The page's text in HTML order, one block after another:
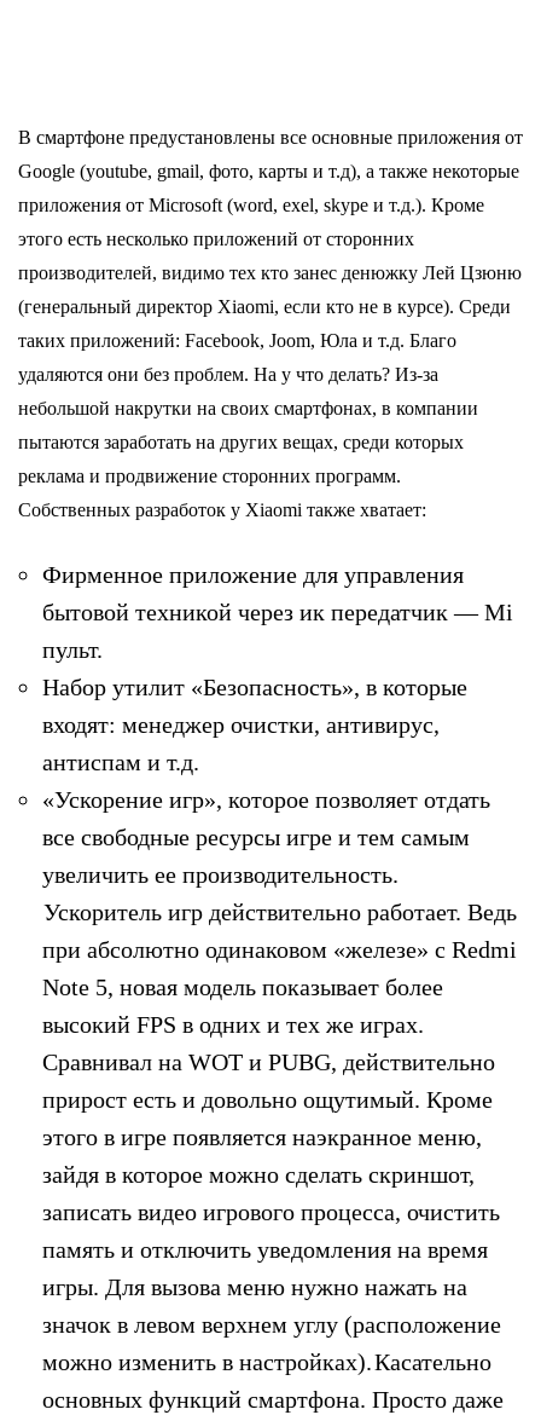
В смартфоне предустановлены все основные приложения от
Google (youtube, gmail, фото, карты и т.д), а также некоторые
приложения от Microsoft (word, exel, skype и т.д.). Кроме
этого есть несколько приложений от сторонних
производителей, видимо тех кто занес денюжку Лей Цзюню
(генеральный директор Xiaomi, если кто не в курсе). Среди
таких приложений: Facebook, Joom, Юла и т.д. Благо
удаляются они без проблем. На у что делать? Из-за
небольшой накрутки на своих смартфонах, в компании
пытаются заработать на других вещах, среди которых
реклама и продвижение сторонних программ.
Собственных разработок у Xiaomi также хватает:
Фирменное приложение для управления
бытовой техникой через ик передатчик — Mi
пульт.
Набор утилит «Безопасность», в которые
входят: менеджер очистки, антивирус,
антиспам и т.д.
«Ускорение игр», которое позволяет отдать
все свободные ресурсы игре и тем самым
увеличить ее производительность.
Ускоритель игр действительно работает. Ведь
при абсолютно одинаковом «железе» c Redmi
Note 5, новая модель показывает более
высокий FPS в одних и тех же играх.
Сравнивал на WOT и PUBG, действительно
прирост есть и довольно ощутимый. Кроме
этого в игре появляется наэкранное меню,
зайдя в которое можно сделать скриншот,
записать видео игрового процесса, очистить
память и отключить уведомления на время
игры. Для вызова меню нужно нажать на
значок в левом верхнем углу (расположение
можно изменить в настройках).Касательно
основных функций смартфона. Просто даже